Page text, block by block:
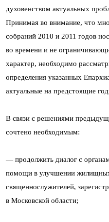
духовенством актуальных
Принимая во внимание, что
собраний 2010 и 2011 годов
во времени и не
характер, необходимо
определения указанных
актуальные на предстоящие
В связи с решениями
сочтено необходимым:
— продолжить диалог с
помощи в улучшении
священнослужителей,
в Московской области;